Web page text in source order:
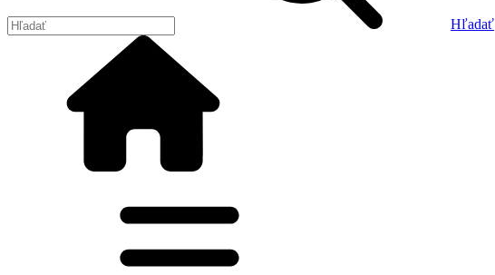
Hľadať